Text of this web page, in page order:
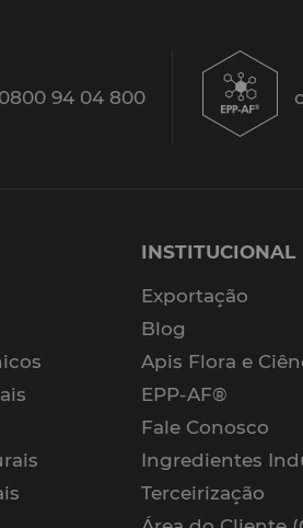
0800 94 04 800
INSTITUCIONAL
Exportação
Blog
Apis Flora e
EPP-AF®
Fale Conosco
Ingredientes
Terceirização